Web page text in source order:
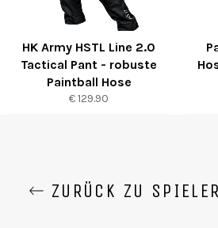
HK Army HSTL Line 2.0
Tactical Pant - robuste
Paintball Hose
Normaler
€ 129.90
ZURÜCK ZU